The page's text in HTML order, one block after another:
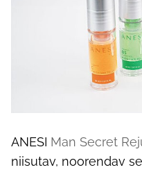
ANESI Man Secret
niisutav, noorendav